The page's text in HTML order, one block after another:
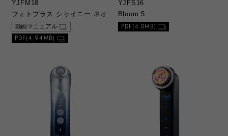
YJFM18
フォトプラス シャイニー ネオ
動画マニュアル
PDF(4.94MB)
YJFS16
Bloom 5
PDF(4.0MB)